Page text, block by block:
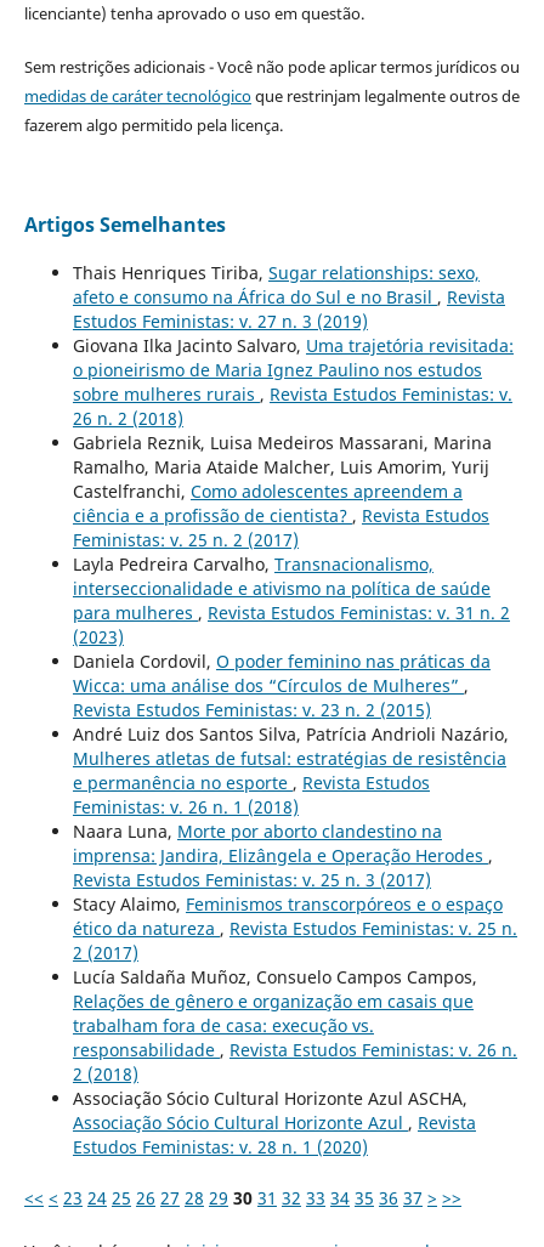
licenciante) tenha aprovado o uso em questão.
Sem restrições adicionais - Você não pode aplicar termos jurídicos ou
medidas de caráter tecnológicoque restrinjam legalmente outros de
fazerem algo permitido pela licença.
Artigos Semelhantes
Thais Henriques Tiriba, Sugar relationships: sexo,
afeto e consumo na África do Sul e no Brasil , Revista
Estudos Feministas: v. 27 n. 3 (2019)
Giovana Ilka Jacinto Salvaro, Uma trajetória revisitada:
o pioneirismo de Maria Ignez Paulino nos estudos
sobre mulheres rurais , Revista Estudos Feministas: v.
26 n. 2 (2018)
Gabriela Reznik, Luisa Medeiros Massarani, Marina
Ramalho, Maria Ataide Malcher, Luis Amorim, Yurij
Castelfranchi, Como adolescentes apreendem a
ciência e a profissão de cientista? , Revista Estudos
Feministas: v. 25 n. 2 (2017)
Layla Pedreira Carvalho, Transnacionalismo,
interseccionalidade e ativismo na política de saúde
para mulheres , Revista Estudos Feministas: v. 31 n. 2
(2023)
Daniela Cordovil, O poder feminino nas práticas da
Wicca: uma análise dos “Círculos de Mulheres” ,
Revista Estudos Feministas: v. 23 n. 2 (2015)
André Luiz dos Santos Silva, Patrícia Andrioli Nazário,
Mulheres atletas de futsal: estratégias de resistência
e permanência no esporte , Revista Estudos
Feministas: v. 26 n. 1 (2018)
Naara Luna, Morte por aborto clandestino na
imprensa: Jandira, Elizângela e Operação Herodes ,
Revista Estudos Feministas: v. 25 n. 3 (2017)
Stacy Alaimo, Feminismos transcorpóreos e o espaço
ético da natureza , Revista Estudos Feministas: v. 25 n.
2 (2017)
Lucía Saldaña Muñoz, Consuelo Campos Campos,
Relações de gênero e organização em casais que
trabalham fora de casa: execução vs.
responsabilidade , Revista Estudos Feministas: v. 26 n.
2 (2018)
Associação Sócio Cultural Horizonte Azul ASCHA,
Associação Sócio Cultural Horizonte Azul , Revista
Estudos Feministas: v. 28 n. 1 (2020)
<< < 23 24 25 26 27 28 29 30 31 32 33 34 35 36 37 > >>